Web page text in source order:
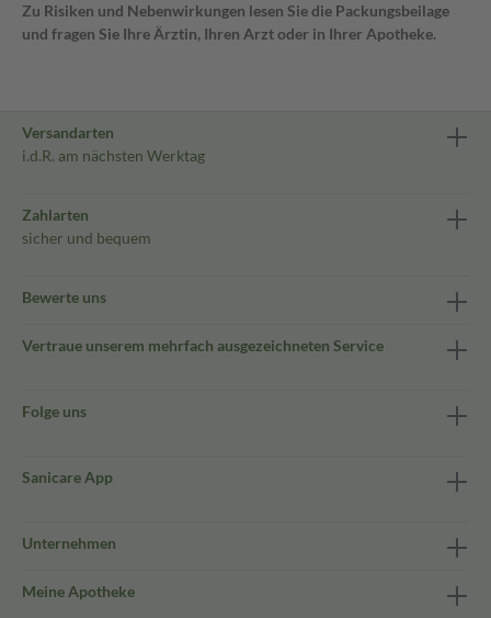
Zu Risiken und Nebenwirkungen lesen Sie die Packungsbeilage
und fragen Sie Ihre Ärztin, Ihren Arzt oder in Ihrer Apotheke.
Versandarten
i.d.R. am nächsten Werktag
Zahlarten
sicher und bequem
Bewerte uns
Vertraue unserem mehrfach ausgezeichneten Service
Folge uns
Sanicare App
Unternehmen
Meine Apotheke